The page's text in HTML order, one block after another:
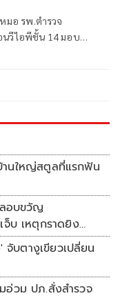
มอ รพ.ตำรวจ
วีไอพีชั้น 14 มอบ
านใหญ่สตูลที่แรกฟัน
ลอบขวัญ
จ็บ เหตุกราดยิง
บตางูเขียวเปลี่ยน
อ่วม ปภ.สั่งสำรวจ